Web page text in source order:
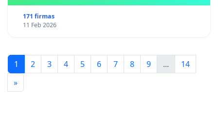
171 firmas
11 Feb 2026
1 2 3 4 5 6 7 8 9 ...
14
»